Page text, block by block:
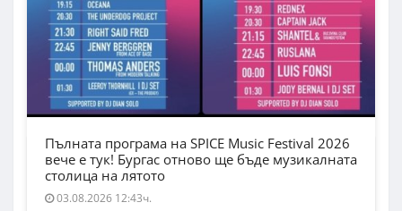
Пълната програма на SPICE Music Festival 2026
вече е тук! Бургас отново ще бъде музикалната
столица на лятото
03.08.2026 12:43ч.